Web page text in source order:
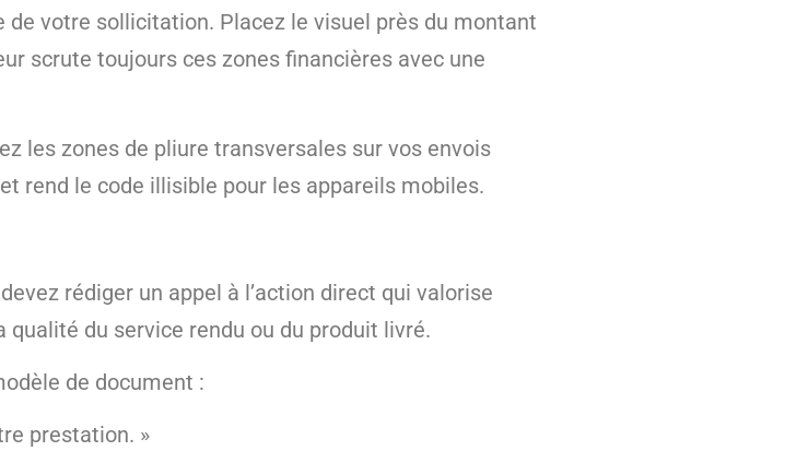
votre sollicitation. Placez le visuel près du montant
scrute toujours ces zones financières avec une
les zones de pliure transversales sur vos envois
rend le code illisible pour les appareils mobiles.
rédiger un appel à l’action direct qui valorise
du service rendu ou du produit livré.
de document :
prestation. »